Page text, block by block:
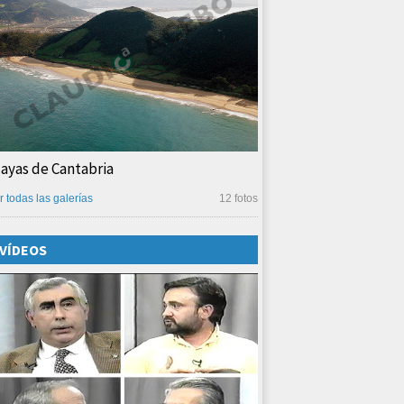
de Cantabria
12 fotos
todas las galerías
VÍDEOS